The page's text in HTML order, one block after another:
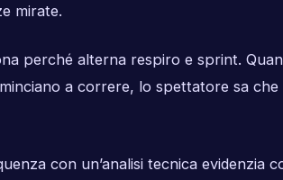
mirate.
perché alterna respiro e sprint.
a correre, lo spettatore sa che
con un’analisi tecnica evidenzia